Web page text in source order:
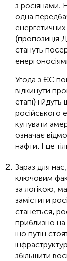
з росіянами.
одна
енергетичних
(пропозиція
стануть
Угода з ЄС
відкинути
етапі) і
російського
купувати
означає
нафти. І це
Зараз для
ключовим
за логікою,
замістити
станеться,
приблизно
що путін
збільшити